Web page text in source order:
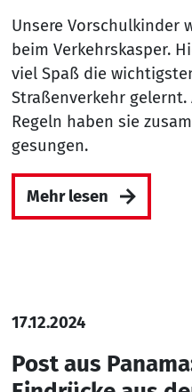
Unsere Vorschulkinder
beim Verkehrskasper.
viel Spaß die
Straßenverkehr
Regeln haben sie
gesungen.
Mehr lesen
17.12.2024
Post aus